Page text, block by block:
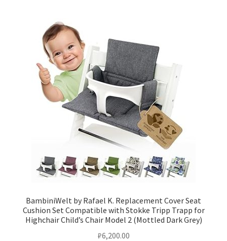
BambiniWelt by Rafael K. Replacement Cover Seat
Cushion Set Compatible with Stokke Tripp Trapp for
Highchair Child’s Chair Model 2 (Mottled Dark Grey)
₽6,200.00